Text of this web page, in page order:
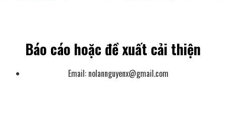
Báo cáo hoặc đề xuất cải thiện
Email: nolannguyenx@gmail.com